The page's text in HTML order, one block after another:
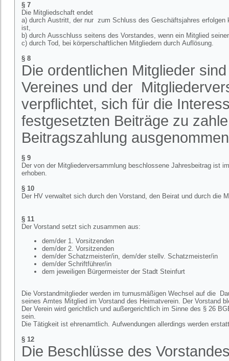
§ 7
Die Mitgliedschaft endet
a) durch Austritt, der nur zum Schluss des Geschäftsjahres
ist,
b) durch Ausschluss seitens des Vorstandes, wenn ein Mitglied
c) durch Tod, bei körperschaftlichen Mitgliedern durch
§ 8
Die ordentlichen Mitglieder
Vereines und der
verpflichtet, sich für die
festgesetzten Beiträge zu
Beitragszahlung
§ 9
Der von der Mitgliederversammlung beschlossene Jahresbeitrag ist
erhoben.
§ 10
Der HV verwaltet sich durch den Vorstand, den Beirat und durch die
§ 11
Der Vorstand setzt sich zusammen aus:
dem/der 1. Vorsitzenden
dem/der 2. Vorsitzenden
dem/der Schatzmeister/in, dem/der stellv. Schatzmeister/in
dem/der Schriftführer/in
dem jeweiligen Bürgermeister der Stadt Steinfurt
Die Vorstandmitglieder werden im turnusmäßigen Wechsel auf die
seines Amtes Mitglied im Vorstand des Heimatverein. Der Vorstand
Der Verein wird gerichtlich und außergerichtlich im Sinne des § 26
sein.
Die Tätigkeit ist ehrenamtlich. Aufwendungen allerdings werden
§ 12
Die Beschlüsse des